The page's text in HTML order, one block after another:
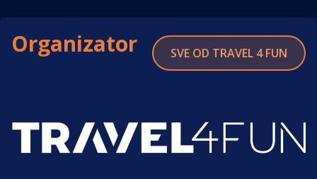
SVE OD TRAVEL 4 FUN
Organizator